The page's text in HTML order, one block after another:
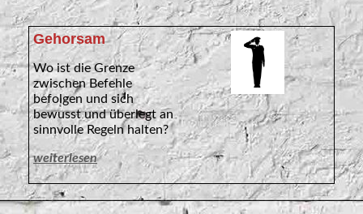
Gehorsam
Wo ist die Grenze
zwischen Befehle
befolgen und sich
bewusst und überlegt an
sinnvolle Regeln halten?
weiterlesen